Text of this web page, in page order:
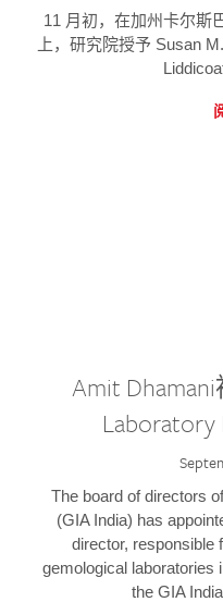
11 月初，在加州卡尔斯
上，研究院授予 Susan
Amit
The board of directors
(GIA India) has
director, responsible
gemological laboratories
the GIA